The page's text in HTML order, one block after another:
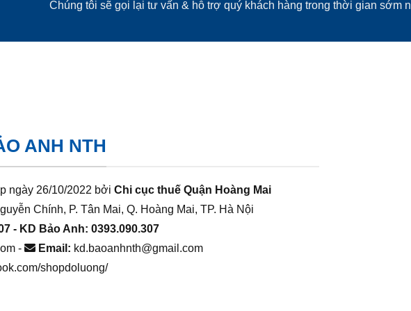
Chúng tôi sẽ gọi lại tư vấn & hỗ trợ quý khách hàng trong thời gian sớm
ANH NTH
ngày 26/10/2022 bởi Chi cục thuế Quận Hoàng Mai
Chính, P. Tân Mai, Q. Hoàng Mai, TP. Hà Nội
- KD Bảo Anh: 0393.090.307
- Email: kd.baoanhnth@gmail.com
shopdoluong/